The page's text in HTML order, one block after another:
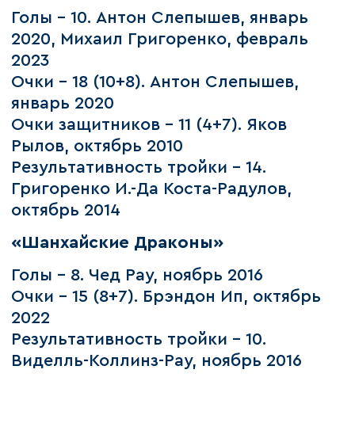
Голы – 10. Антон Слепышев, январь
2020, Михаил Григоренко, февраль
2023
Очки – 18 (10+8). Антон Слепышев,
январь 2020
Очки защитников – 11 (4+7). Яков
Рылов, октябрь 2010
Результативность тройки – 14.
Григоренко И.-Да Коста-Радулов,
октябрь 2014
«Шанхайские Драконы»
Голы – 8. Чед Рау, ноябрь 2016
Очки – 15 (8+7). Брэндон Ип, октябрь
2022
Результативность тройки – 10.
Виделль-Коллинз-Рау, ноябрь 2016